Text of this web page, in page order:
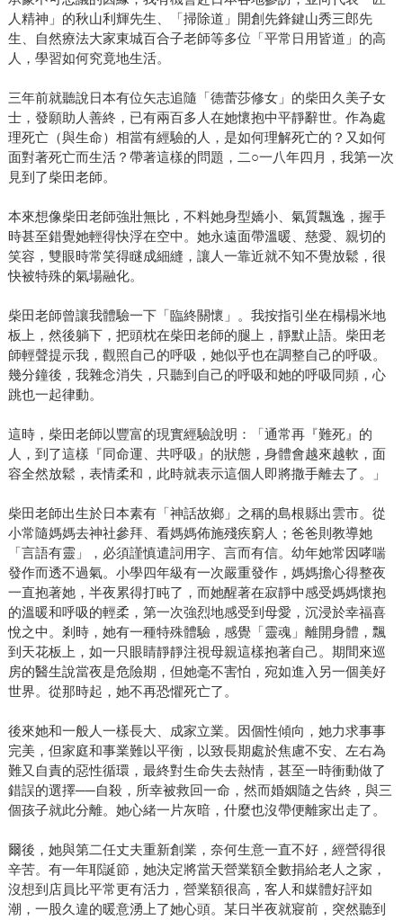
人精神」的秋山利輝先生、「掃除道」開創先鋒鍵山秀三郎先
生、自然療法大家東城百合子老師等多位「平常日用皆道」的高
人，學習如何究竟地生活。
三年前就聽說日本有位矢志追隨「德蕾莎修女」的柴田久美子女
士，發願助人善終，已有兩百多人在她懷抱中平靜辭世。作為處
理死亡（與生命）相當有經驗的人，是如何理解死亡的？又如何
面對著死亡而生活？帶著這樣的問題，二○一八年四月，我第一次
見到了柴田老師。
本來想像柴田老師強壯無比，不料她身型嬌小、氣質飄逸，握手
時甚至錯覺她輕得快浮在空中。她永遠面帶溫暖、慈愛、親切的
笑容，雙眼時常笑得瞇成細縫，讓人一靠近就不知不覺放鬆，很
快被特殊的氣場融化。
柴田老師曾讓我體驗一下「臨終關懷」。我按指引坐在榻榻米地
板上，然後躺下，把頭枕在柴田老師的腿上，靜默止語。柴田老
師輕聲提示我，觀照自己的呼吸，她似乎也在調整自己的呼吸。
幾分鐘後，我雜念消失，只聽到自己的呼吸和她的呼吸同頻，心
跳也一起律動。
這時，柴田老師以豐富的現實經驗說明：「通常再『難死』的
人，到了這樣『同命運、共呼吸』的狀態，身體會越來越軟，面
容全然放鬆，表情柔和，此時就表示這個人即將撒手離去了。」
柴田老師出生於日本素有「神話故鄉」之稱的島根縣出雲市。從
小常隨媽媽去神社參拜、看媽媽佈施殘疾窮人；爸爸則教導她
「言語有靈」，必須謹慎遣詞用字、言而有信。幼年她常因哮喘
發作而透不過氣。小學四年級有一次嚴重發作，媽媽擔心得整夜
一直抱著她，半夜累得打盹了，而她醒著在寂靜中感受媽媽懷抱
的溫暖和呼吸的輕柔，第一次強烈地感受到母愛，沉浸於幸福喜
悅之中。剎時，她有一種特殊體驗，感覺「靈魂」離開身體，飄
到天花板上，如一只眼睛靜靜注視母親這樣抱著自己。期間來巡
房的醫生說當夜是危險期，但她毫不害怕，宛如進入另一個美好
世界。從那時起，她不再恐懼死亡了。
後來她和一般人一樣長大、成家立業。因個性傾向，她力求事事
完美，但家庭和事業難以平衡，以致長期處於焦慮不安、左右為
難又自責的惡性循環，最終對生命失去熱情，甚至一時衝動做了
錯誤的選擇──自殺，所幸被救回一命，然而婚姻隨之告終，與三
個孩子就此分離。她心緒一片灰暗，什麼也沒帶便離家出走了。
爾後，她與第二任丈夫重新創業，奈何生意一直不好，經營得很
辛苦。有一年耶誕節，她決定將當天營業額全數捐給老人之家，
沒想到店員比平常更有活力，營業額很高，客人和媒體好評如
潮，一股久違的暖意湧上了她心頭。某日半夜就寢前，突然聽到